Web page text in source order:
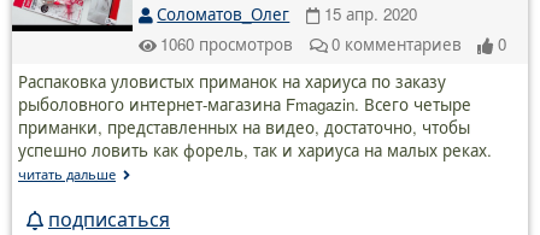
Соломатов_Олег
15 апр. 2020
1060 просмотров 0 комментариев
0
Распаковка уловистых приманок на хариуса по заказу
рыболовного интернет-магазина Fmagazin. Всего четыре
приманки, представленных на видео, достаточно, чтобы
успешно ловить как форель, так и хариуса на малых реках.
читать дальше
подписаться